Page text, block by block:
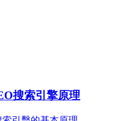
搜索引擎原理